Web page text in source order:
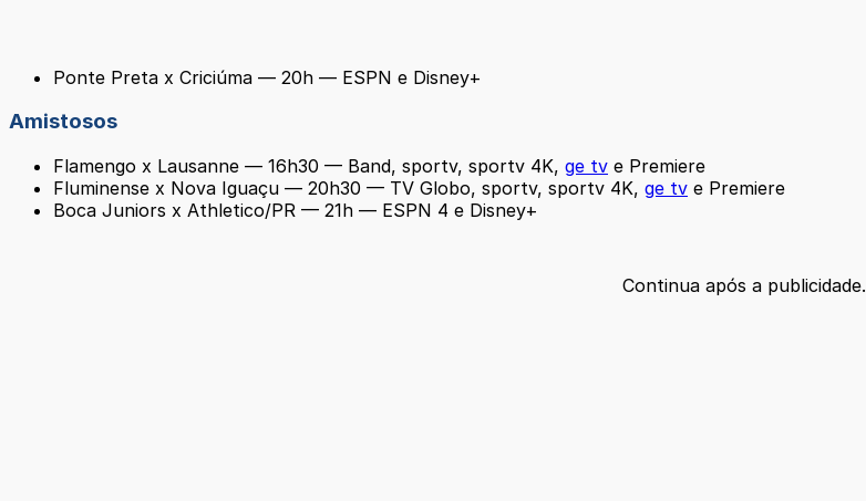
Ponte Preta x Criciúma — 20h — ESPN e Disney+
Amistosos
Flamengo x Lausanne — 16h30 — Band, sportv, sportv 4K, ge tv e Premiere
Fluminense x Nova Iguaçu — 20h30 — TV Globo, sportv, sportv 4K, ge tv e Premiere
Boca Juniors x Athletico/PR — 21h — ESPN 4 e Disney+
Continua após a publicidade.